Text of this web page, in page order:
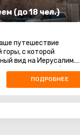
(до 18 чел.)
путешествие
с которой
вид на Иерусалим.
гору Сион, чтобы
ПОДРОБНЕЕ